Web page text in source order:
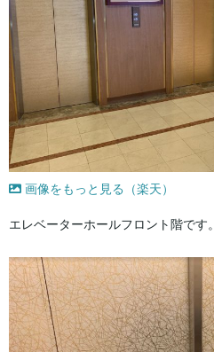
画像をもっと見る（楽天）
エレベーターホールフロント階です。